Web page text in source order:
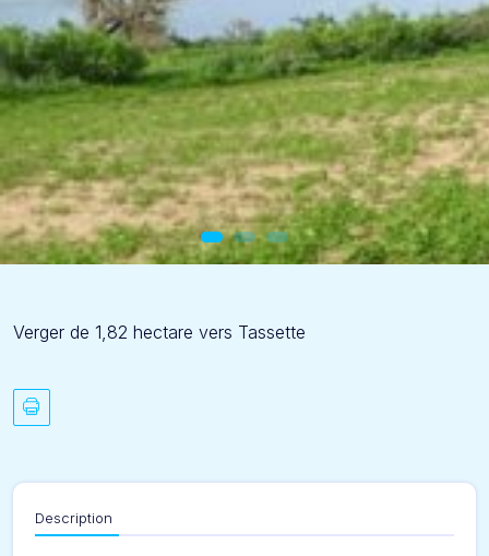
Verger de 1,82 hectare vers Tassette
Description